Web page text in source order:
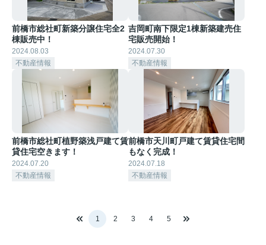
前橋市総社町新築分譲住宅全2
棟販売中！
2024.08.03
不動産情報
吉岡町南下限定1棟新築建売住
宅販売開始！
2024.07.30
不動産情報
前橋市総社町植野築浅戸建て賃
貸住宅空きます！
2024.07.20
不動産情報
前橋市天川町戸建て賃貸住宅間
もなく完成！
2024.07.18
不動産情報
1 2 3 4 5